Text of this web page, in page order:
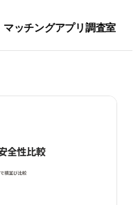
マッチングアプリ調査室